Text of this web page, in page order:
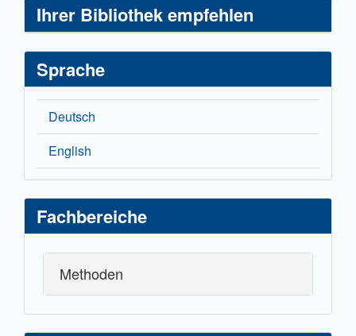
Ihrer Bibliothek empfehlen
Sprache
Deutsch
English
Fachbereiche
Methoden